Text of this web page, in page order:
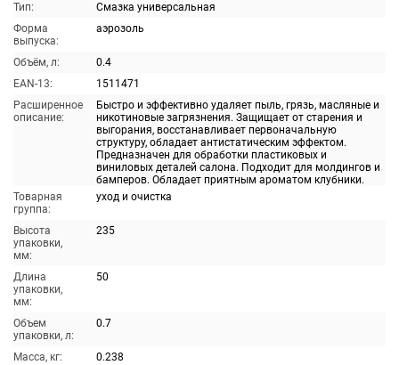
Тип:
Смазка универсальная
Форма
выпуска:
аэрозоль
Объём, л:
0.4
EAN-13:
1511471
Расширенное
описание:
Быстро и эффективно удаляет пыль, грязь, масляные и
никотиновые загрязнения. Защищает от старения и
выгорания, восстанавливает первоначальную
структуру, обладает антистатическим эффектом.
Предназначен для обработки пластиковых и
виниловых деталей салона. Подходит для молдингов и
бамперов. Обладает приятным ароматом клубники.
Товарная
группа:
уход и очистка
Высота
упаковки,
мм:
235
Длина
упаковки,
мм:
50
Объем
упаковки, л:
0.7
Масса, кг:
0.238